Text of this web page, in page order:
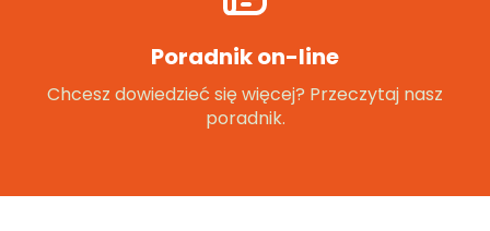
Poradnik on-line
Chcesz dowiedzieć się więcej? Przeczytaj nasz
poradnik.